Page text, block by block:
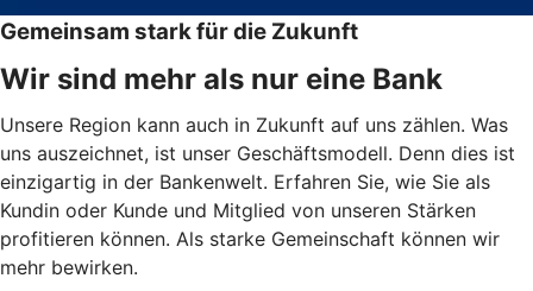
Gemeinsam stark für die Zukunft
Wir sind mehr als nur eine Bank
Unsere Region kann auch in Zukunft auf uns zählen. Was
uns auszeichnet, ist unser Geschäftsmodell. Denn dies ist
einzigartig in der Bankenwelt. Erfahren Sie, wie Sie als
Kundin oder Kunde und Mitglied von unseren Stärken
profitieren können. Als starke Gemeinschaft können wir
mehr bewirken.